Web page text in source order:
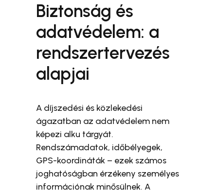
Biztonság és
adatvédelem: a
rendszertervezés
alapjai
A díjszedési és közlekedési
ágazatban az adatvédelem nem
képezi alku tárgyát.
Rendszámadatok, időbélyegek,
GPS-koordináták – ezek számos
joghatóságban érzékeny személyes
információnak minősülnek. A